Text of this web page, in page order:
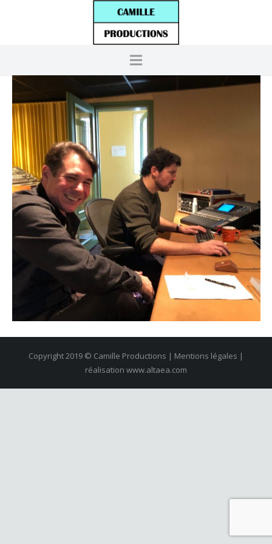
Copyright 2019 © Camille Productions | Mentions légales |
réalisation www.altaea.com